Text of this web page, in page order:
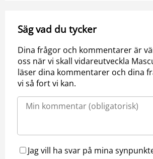
Säg vad du tycker
Dina frågor och kommentarer är
oss när vi skall vidareutveckla
läser dina kommentarer och dina
vi så fort vi kan.
Jag vill ha svar på mina